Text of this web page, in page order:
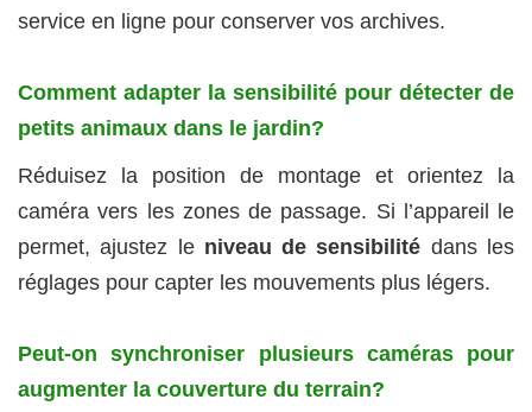
service en ligne pour conserver vos archives.
Comment adapter la sensibilité pour détecter de
petits animaux dans le jardin?
Réduisez la position de montage et orientez la
caméra vers les zones de passage. Si l’appareil le
permet, ajustez le niveau de sensibilité dans les
réglages pour capter les mouvements plus légers.
Peut-on synchroniser plusieurs caméras pour
augmenter la couverture du terrain?